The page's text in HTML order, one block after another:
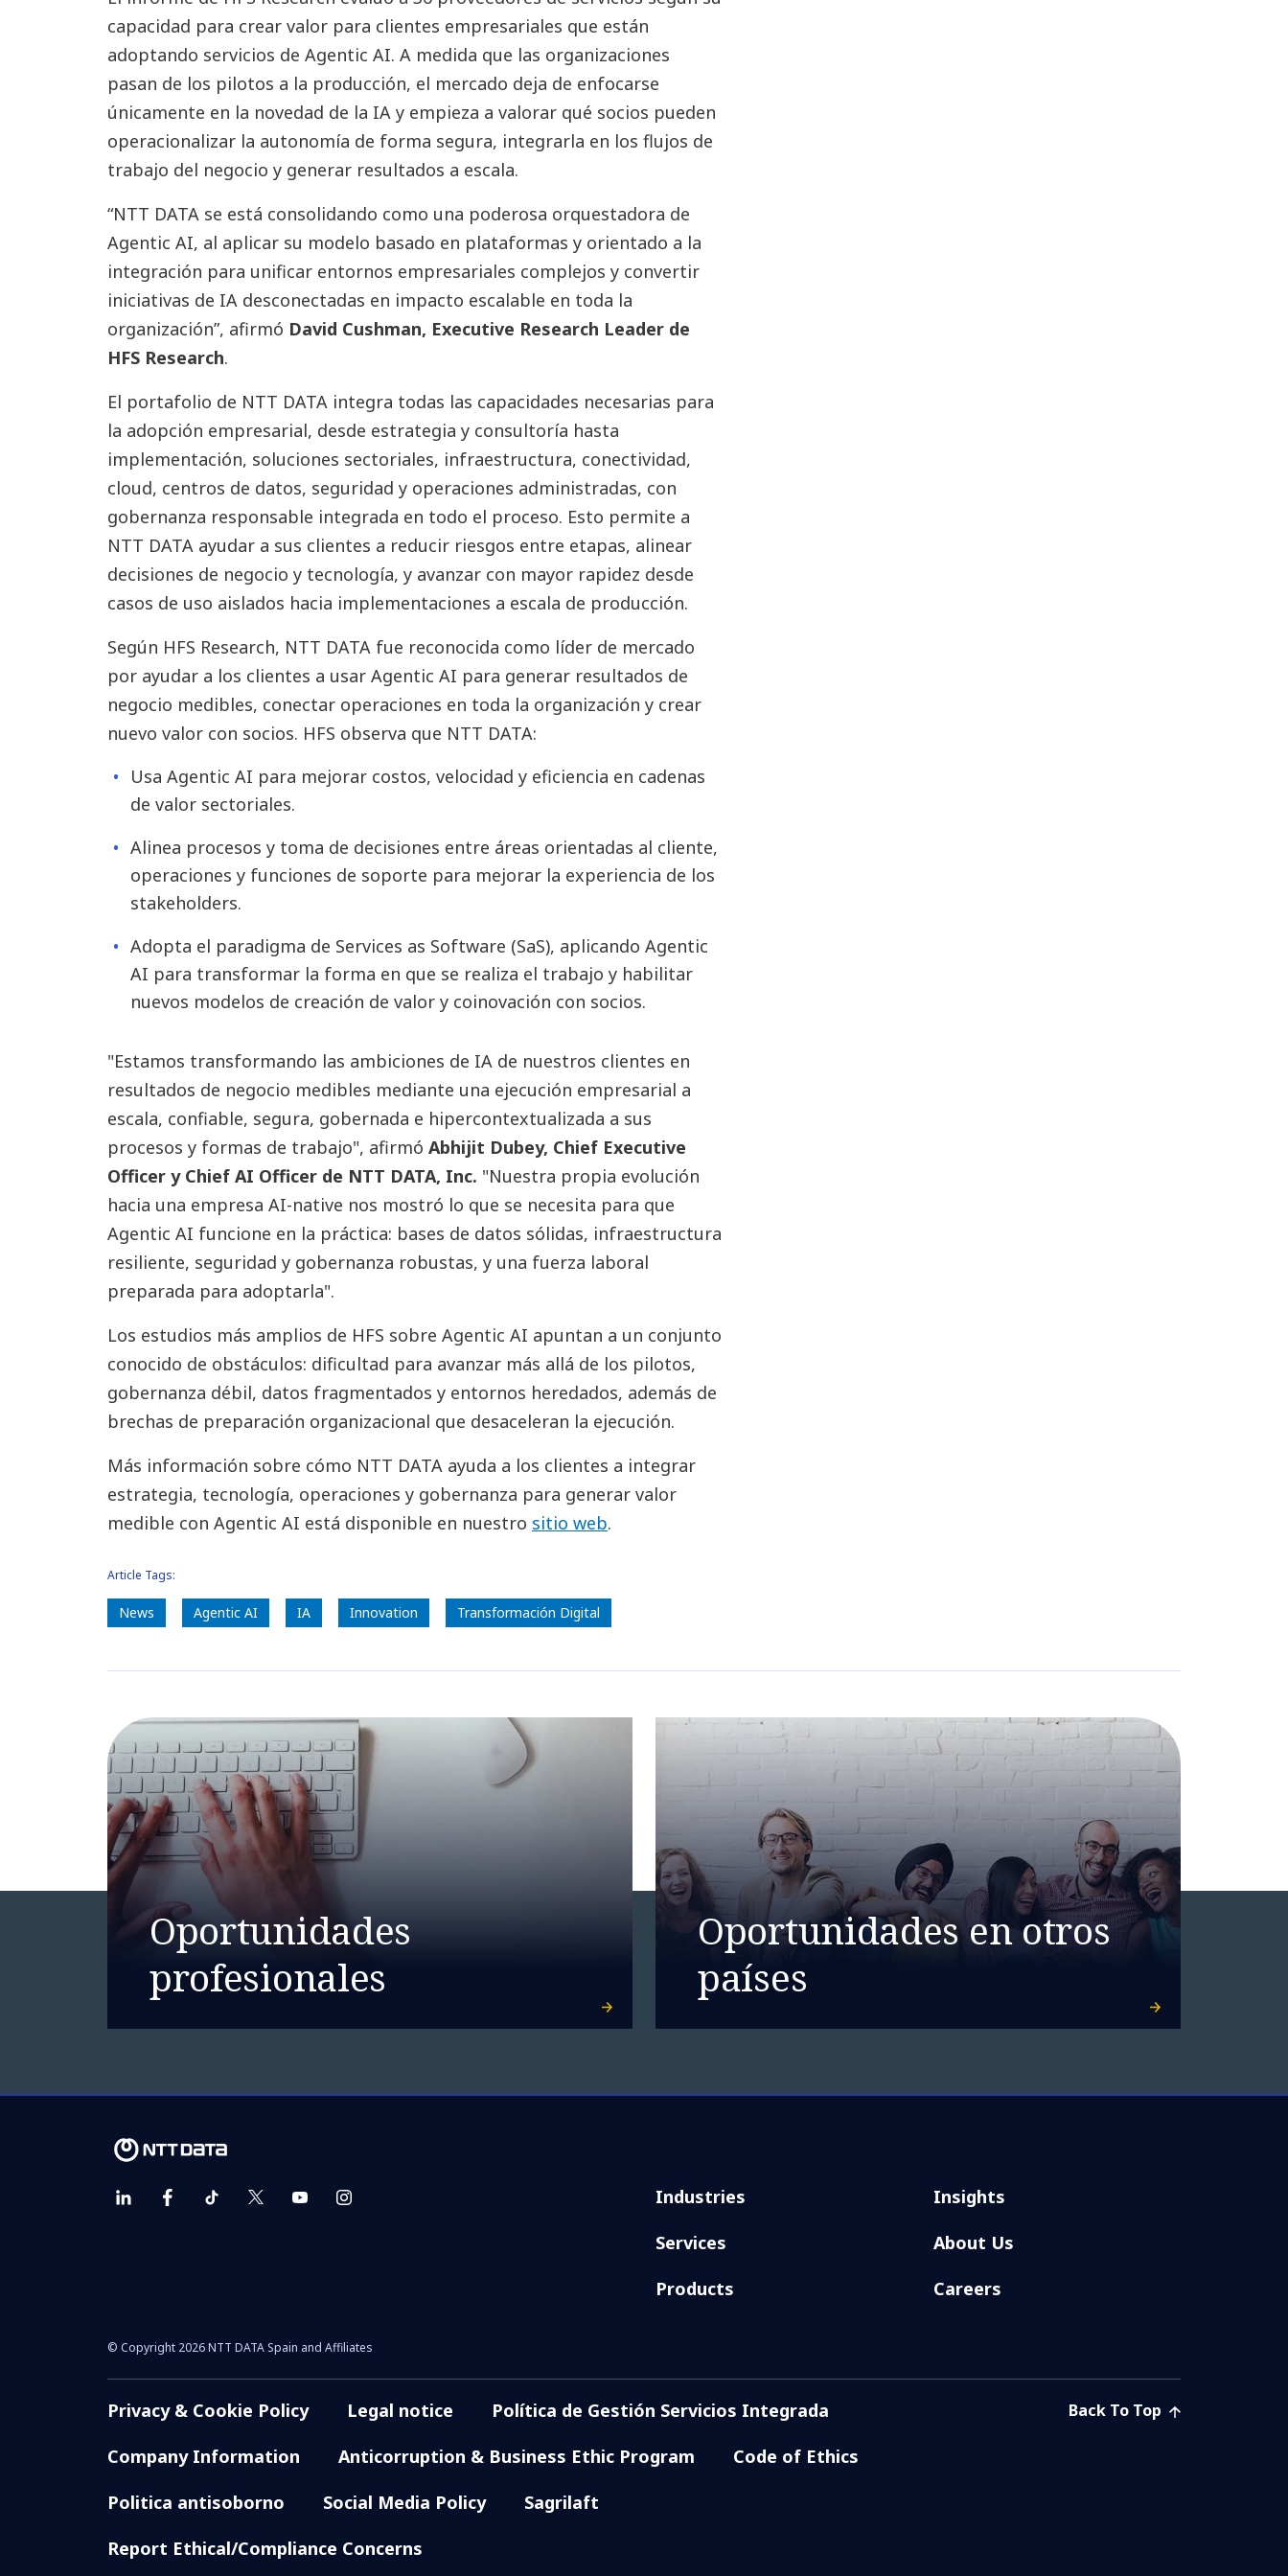
capacidad para crear valor para clientes empresariales que están
adoptando servicios de Agentic AI. A medida que las organizaciones
pasan de los pilotos a la producción, el mercado deja de enfocarse
únicamente en la novedad de la IA y empieza a valorar qué socios pueden
operacionalizar la autonomía de forma segura, integrarla en los flujos de
trabajo del negocio y generar resultados a escala.
“NTT DATA se está consolidando como una poderosa orquestadora de
Agentic AI, al aplicar su modelo basado en plataformas y orientado a la
integración para unificar entornos empresariales complejos y convertir
iniciativas de IA desconectadas en impacto escalable en toda la
organización”, afirmó David Cushman, Executive Research Leader de
HFS Research.
El portafolio de NTT DATA integra todas las capacidades necesarias para
la adopción empresarial, desde estrategia y consultoría hasta
implementación, soluciones sectoriales, infraestructura, conectividad,
cloud, centros de datos, seguridad y operaciones administradas, con
gobernanza responsable integrada en todo el proceso. Esto permite a
NTT DATA ayudar a sus clientes a reducir riesgos entre etapas, alinear
decisiones de negocio y tecnología, y avanzar con mayor rapidez desde
casos de uso aislados hacia implementaciones a escala de producción.
Según HFS Research, NTT DATA fue reconocida como líder de mercado
por ayudar a los clientes a usar Agentic AI para generar resultados de
negocio medibles, conectar operaciones en toda la organización y crear
nuevo valor con socios. HFS observa que NTT DATA:
Usa Agentic AI para mejorar costos, velocidad y eficiencia en cadenas
de valor sectoriales.
Alinea procesos y toma de decisiones entre áreas orientadas al cliente,
operaciones y funciones de soporte para mejorar la experiencia de los
stakeholders.
Adopta el paradigma de Services as Software (SaS), aplicando Agentic
AI para transformar la forma en que se realiza el trabajo y habilitar
nuevos modelos de creación de valor y coinovación con socios.
"Estamos transformando las ambiciones de IA de nuestros clientes en
resultados de negocio medibles mediante una ejecución empresarial a
escala, confiable, segura, gobernada e hipercontextualizada a sus
procesos y formas de trabajo", afirmó Abhijit Dubey, Chief Executive
Officer y Chief AI Officer de NTT DATA, Inc. "Nuestra propia evolución
hacia una empresa AI-native nos mostró lo que se necesita para que
Agentic AI funcione en la práctica: bases de datos sólidas, infraestructura
resiliente, seguridad y gobernanza robustas, y una fuerza laboral
preparada para adoptarla".
Los estudios más amplios de HFS sobre Agentic AI apuntan a un conjunto
conocido de obstáculos: dificultad para avanzar más allá de los pilotos,
gobernanza débil, datos fragmentados y entornos heredados, además de
brechas de preparación organizacional que desaceleran la ejecución.
Más información sobre cómo NTT DATA ayuda a los clientes a integrar
estrategia, tecnología, operaciones y gobernanza para generar valor
medible con Agentic AI está disponible en nuestro sitio web.
Article Tags:
News Agentic AI IA Innovation Transformación Digital
Oportunidades
profesionales
Oportunidades en otros
países
Industries
Services
Products
Insights
About Us
Careers
© Copyright 2026 NTT DATA Spain and Affiliates
Privacy & Cookie Policy Legal notice
Política de Gestión Servicios Integrada
Company Information
Anticorruption & Business Ethic Program
Code of Ethics
Politica antisoborno
Social Media Policy
Sagrilaft
Report Ethical/Compliance Concerns
Back To Top